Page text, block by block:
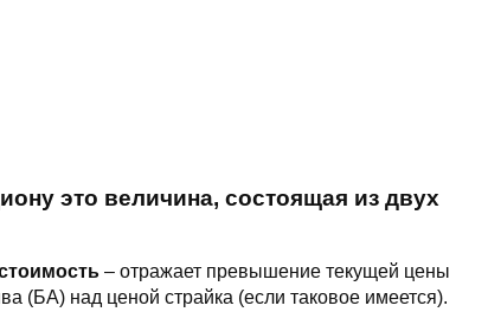
это величина, состоящая из двух
– отражает превышение текущей цены
(БА) над ценой страйка (если таковое имеется).